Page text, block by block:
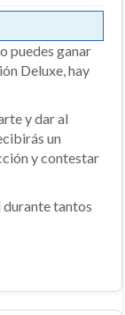
puedes ganar
Deluxe, hay
y dar al
un
y contestar
durante tantos